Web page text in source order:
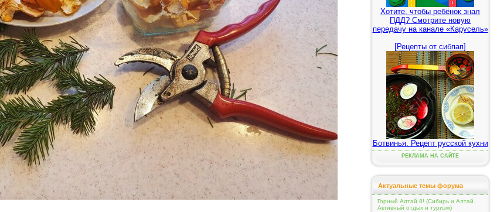
Хотите, чтобы ребёнок знал
ПДД? Смотрите новую
передачу на канале «Карусель»
[Рецепты от сибпап]
Ботвинья. Рецепт русской кухни
РЕКЛАМА НА САЙТЕ
Актуальные темы форума
Горный Алтай 8! (Сибирь и Алтай.
Активный отдых и туризм)